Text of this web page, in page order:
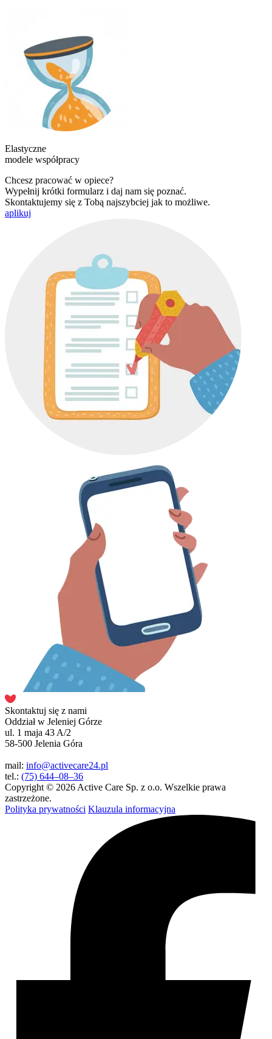
Elastyczne
modele współpracy
Chcesz pracować w opiece?
Wypełnij krótki formularz i daj nam się poznać.
Skontaktujemy się z Tobą najszybciej jak to możliwe.
aplikuj
Skontaktuj się z nami
Oddział w Jeleniej Górze
ul. 1 maja 43 A/2
58-500 Jelenia Góra
mail: info@activecare24.pl
tel.: (75) 644–08–36
Copyright © 2026 Active Care Sp. z o.o. Wszelkie prawa
zastrzeżone.
Polityka prywatności Klauzula informacyjna